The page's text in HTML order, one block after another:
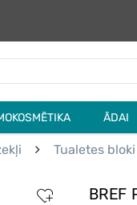
ĀDAI
Tualetes bloki